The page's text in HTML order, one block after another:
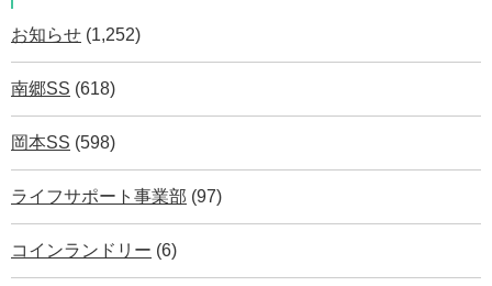
お知らせ (1,252)
南郷SS (618)
岡本SS (598)
ライフサポート事業部 (97)
コインランドリー (6)